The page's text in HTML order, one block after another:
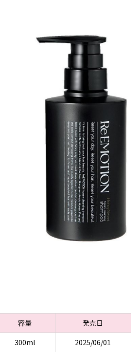
容量
発売日
300ml 2025/06/01